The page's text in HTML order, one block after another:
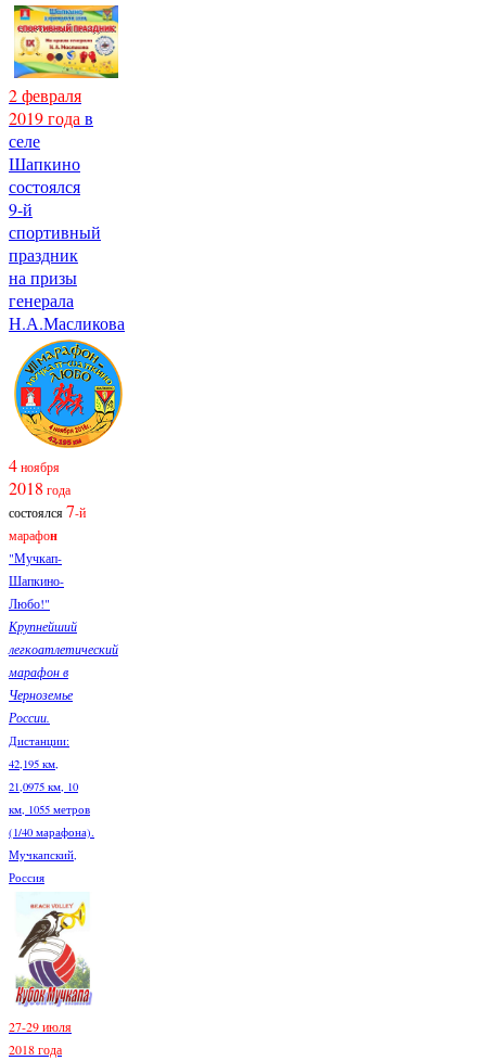
2 февраля
2019 года в
селе
Шапкино
состоялся
9-й
спортивный
праздник
на призы
генерала
Н.А.Масликова
4ноября
2018 года
состоялся7-й
марафон
"Мучкап-
Шапкино-
Любо!"
Крупнейший
легкоатлетический
марафон в
Черноземье
России.
Дистанции:
42,195 км,
21,0975 км, 10
км, 1055 метров
(1/40 марафона).
Мучкапский,
Россия
27-29 июля
2018 года